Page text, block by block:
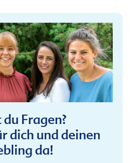
Fragen?
dich und deinen
da!